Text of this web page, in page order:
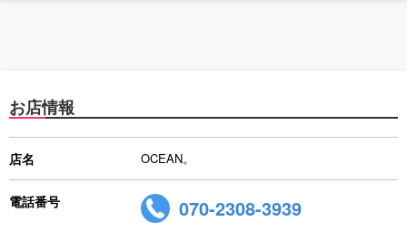
お店情報
店名 OCEAN。
電話番号 070-2308-3939